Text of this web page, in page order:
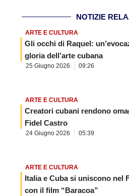
NOTIZIE
ARTE E CULTURA
Gli occhi di Raquel:
gloria dell’arte cubana
25 Giugno 2026 09:26
ARTE E CULTURA
Creatori cubani rendono
Fidel Castro
24 Giugno 2026 05:39
ARTE E CULTURA
Italia e Cuba si uniscono nel
con il film “Baracoa”